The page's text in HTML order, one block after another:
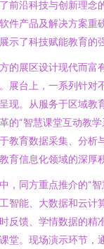
前沿科技与创新理念
件产品及解决方案重
示了科技赋能教育的
的展区设计现代而富
展台上，一系列针对
现。从服务于区域教
的“智慧课堂互动教
教育数据采集、分析
育信息化领域的深厚
，同方重点推介的“
智能、大数据和云计
反馈、学情数据的精
堂。现场演示环节，